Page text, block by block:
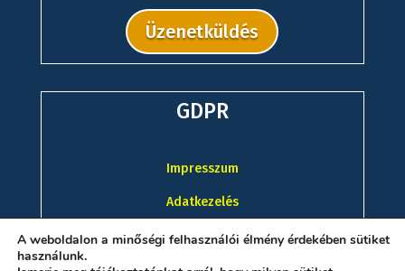
Üzenetküldés
GDPR
Impresszum
Adatkezelés
A weboldalon a minőségi felhasználói élmény érdekében sütiket
használunk.